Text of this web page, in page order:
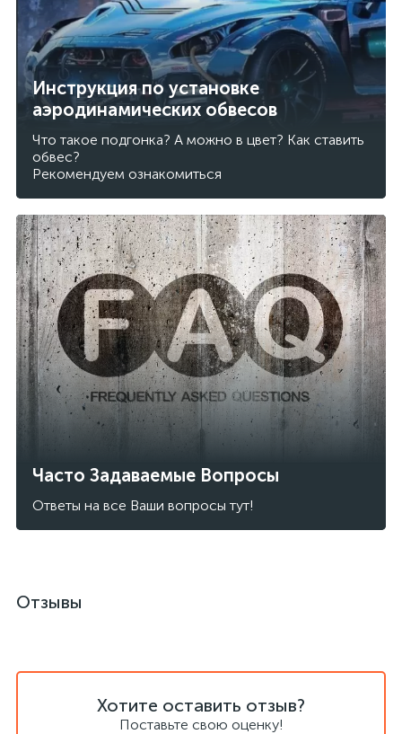
Инструкция по установке
аэродинамических обвесов
Что такое подгонка? А можно в цвет? Как ставить
обвес?
Рекомендуем ознакомиться
Часто Задаваемые Вопросы
Ответы на все Ваши вопросы тут!
Отзывы
Хотите оставить отзыв?
Поставьте свою оценку!